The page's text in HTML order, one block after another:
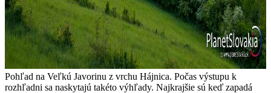
Pohľad na Veľkú Javorinu z vrchu Hájnica. Počas výstupu k
rozhľadni sa naskytajú takéto výhľady. Najkrajšie sú keď zapadá